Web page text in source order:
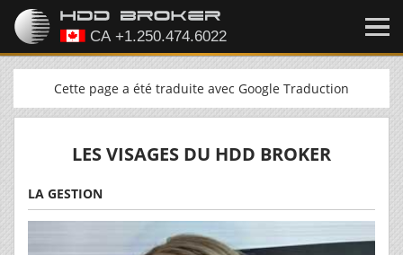
Cette page a été traduite avec Google Traduction
LES VISAGES DU HDD BROKER
LA GESTION